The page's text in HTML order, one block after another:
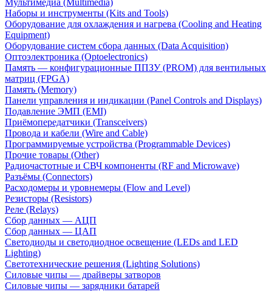
Мультимедиа (Multimedia)
Наборы и инструменты (Kits and Tools)
Оборудование для охлаждения и нагрева (Cooling and Heating
Equipment)
Оборудование систем сбора данных (Data Acquisition)
Оптоэлектроника (Optoelectronics)
Память — конфигурационные ППЗУ (PROM) для вентильных
матриц (FPGA)
Память (Memory)
Панели управления и индикации (Panel Controls and Displays)
Подавление ЭМП (EMI)
Приёмопередатчики (Transceivers)
Провода и кабели (Wire and Cable)
Программируемые устройства (Programmable Devices)
Прочие товары (Other)
Радиочастотные и СВЧ компоненты (RF and Microwave)
Разъёмы (Connectors)
Расходомеры и уровнемеры (Flow and Level)
Резисторы (Resistors)
Реле (Relays)
Сбор данных — АЦП
Сбор данных — ЦАП
Светодиоды и светодиодное освещение (LEDs and LED
Lighting)
Светотехнические решения (Lighting Solutions)
Силовые чипы — драйверы затворов
Силовые чипы — зарядники батарей